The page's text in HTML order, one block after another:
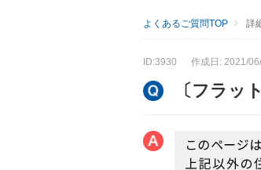
よくあるご質問TOP 詳
ID:3930 作成日: 2021/
〔フラッ